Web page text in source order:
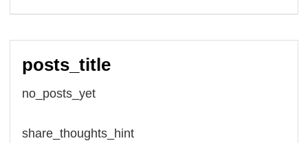
posts_title
no_posts_yet
share_thoughts_hint